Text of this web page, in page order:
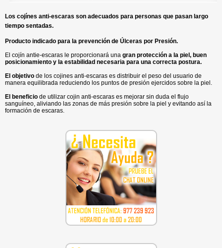
Los cojínes anti-escaras son adecuados para personas que pasan largo
tiempo sentadas.
Producto indicado para la prevención de Úlceras por Presión.
El cojín antie-escaras le proporcionará una gran protección a la piel, buen
posicionamiento y la estabilidad necesaria para una correcta postura.
El objetivo de los cojines anti-escaras es distribuir el peso del usuario de
manera equilibrada reduciendo los puntos de presión ejercidos sobre la piel.
El beneficio de utilizar cojin anti-escaras es mejorar sin duda el flujo
sanguíneo, aliviando las zonas de más presión sobre la piel y evitando así la
formación de escaras.